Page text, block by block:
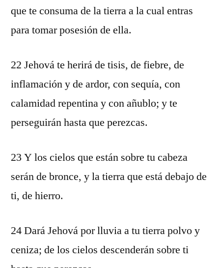
que te consuma de la tierra a la cual entras
para tomar posesión de ella.
22 Jehová te herirá de tisis, de fiebre, de
inflamación y de ardor, con sequía, con
calamidad repentina y con añublo; y te
perseguirán hasta que perezcas.
23 Y los cielos que están sobre tu cabeza
serán de bronce, y la tierra que está debajo de
ti, de hierro.
24 Dará Jehová por lluvia a tu tierra polvo y
ceniza; de los cielos descenderán sobre ti